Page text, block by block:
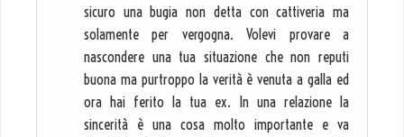
sicuro una bugia non detta con cattiveria ma
solamente per vergogna. Volevi provare a
nascondere una tua situazione che non reputi
buona ma purtroppo la verità è venuta a galla ed
ora hai ferito la tua ex. In una relazione la
sincerità è una cosa molto importante e va